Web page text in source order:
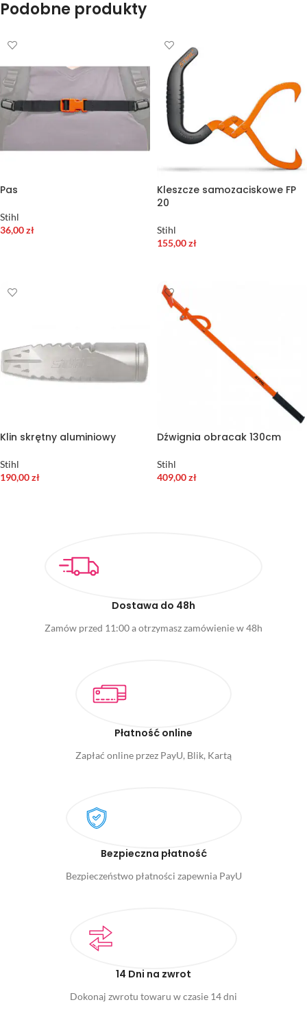
Podobne produkty
Pas
Stihl
36,00zł
Kleszcze samozaciskowe FP
20
Stihl
155,00zł
Klin skrętny aluminiowy
Stihl
190,00zł
Dźwignia obracak 130cm
Stihl
409,00zł
Dostawa do 48h
Zamów przed 11:00 a otrzymasz zamówienie w 48h
Płatność online
Zapłać online przez PayU, Blik, Kartą
Bezpieczna płatność
Bezpieczeństwo płatności zapewnia PayU
14 Dni na zwrot
Dokonaj zwrotu towaru w czasie 14 dni